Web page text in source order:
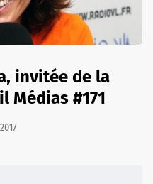
invitée de la
Médias #171